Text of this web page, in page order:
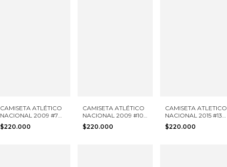
CAMISETA ATLÉTICO
NACIONAL 2009 #70
ADIDAS TALLA S
$220.000
CAMISETA ATLÉTICO
NACIONAL 2009 #10
ADIDAS TALLA S
$220.000
CAMISETA ATLETICO
NACIONAL 2015 #13
NIKE TALLA S
$220.000